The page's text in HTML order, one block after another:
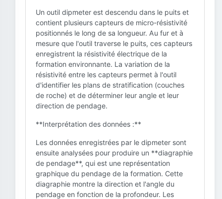
Un outil dipmeter est descendu dans le puits et
contient plusieurs capteurs de micro-résistivité
positionnés le long de sa longueur. Au fur et à
mesure que l'outil traverse le puits, ces capteurs
enregistrent la résistivité électrique de la
formation environnante. La variation de la
résistivité entre les capteurs permet à l'outil
d'identifier les plans de stratification (couches
de roche) et de déterminer leur angle et leur
direction de pendage.
**Interprétation des données :**
Les données enregistrées par le dipmeter sont
ensuite analysées pour produire un **diagraphie
de pendage**, qui est une représentation
graphique du pendage de la formation. Cette
diagraphie montre la direction et l'angle du
pendage en fonction de la profondeur. Les